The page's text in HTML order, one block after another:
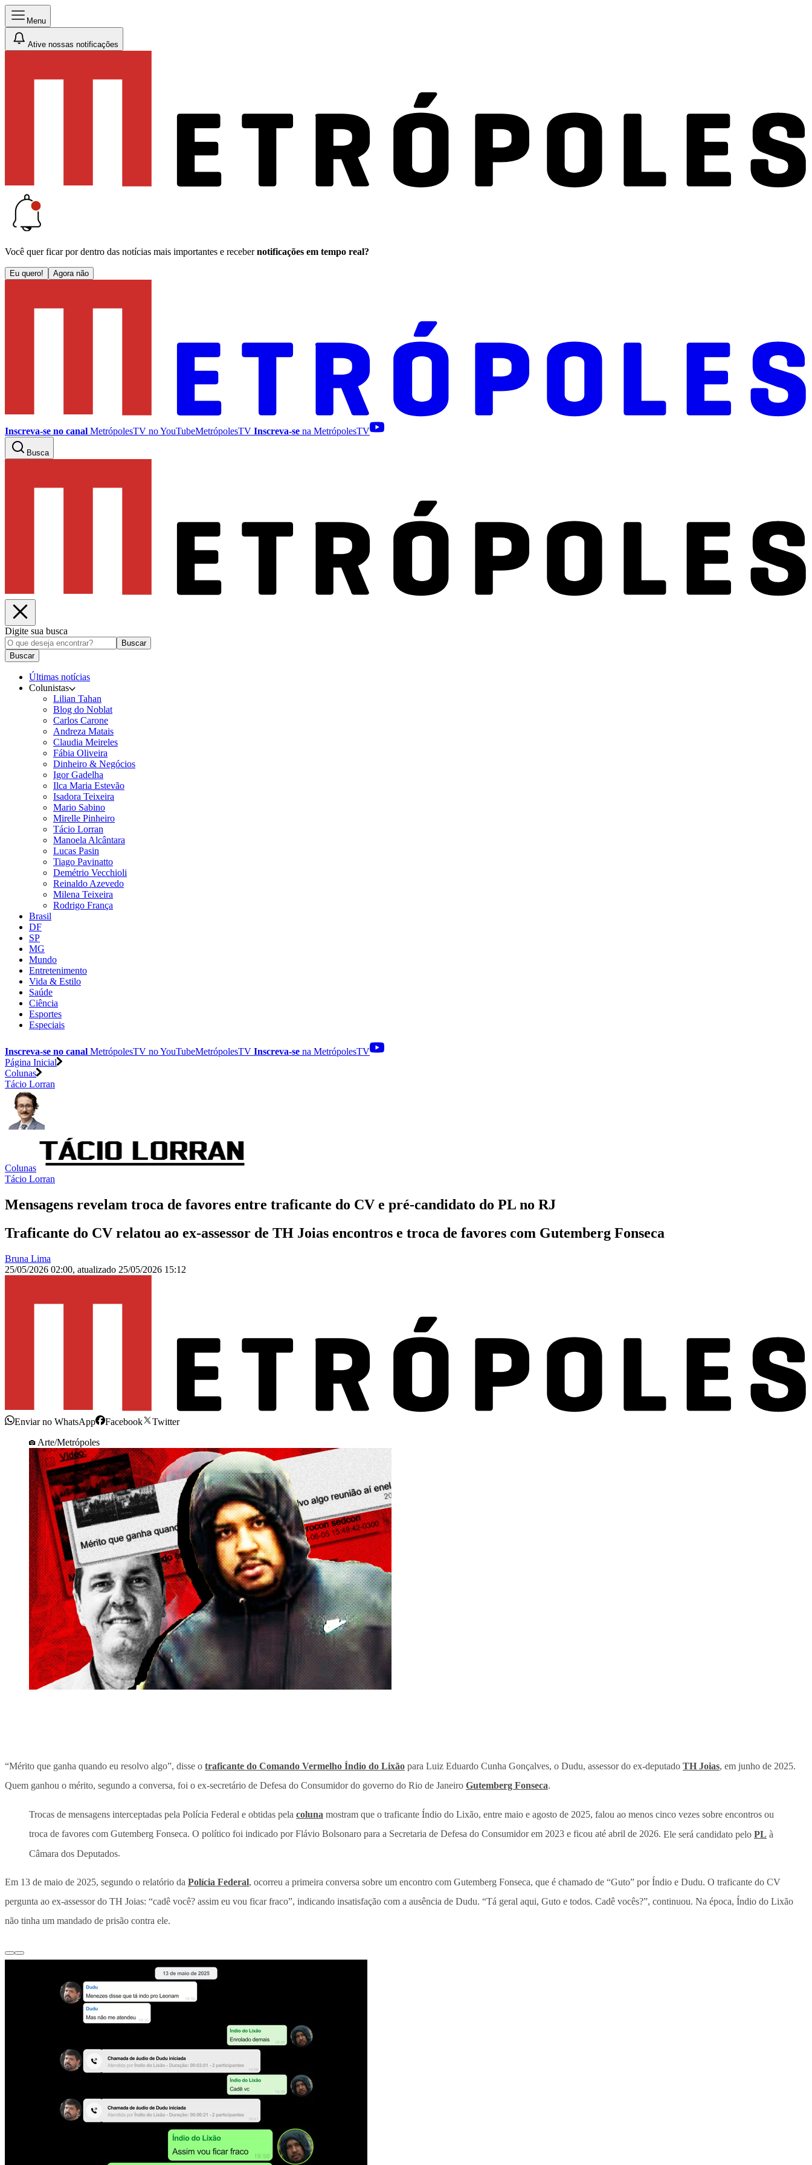
Menu
Ative nossas notificações
Você quer ficar por dentro das notícias mais importantes e receber notificações em tempo real?
Eu quero! Agora não
Inscreva-se no canal MetrópolesTV noYouTubeMetrópolesTV Inscreva-se na MetrópolesTV
Busca
Digite sua busca
Buscar
Buscar
Últimas notícias
Colunistas
Lilian Tahan
Blog do Noblat
Carlos Carone
Andreza Matais
Claudia Meireles
Fábia Oliveira
Dinheiro & Negócios
Igor Gadelha
Ilca Maria Estevão
Isadora Teixeira
Mario Sabino
Mirelle Pinheiro
Tácio Lorran
Manoela Alcântara
Lucas Pasin
Tiago Pavinatto
Demétrio Vecchioli
Reinaldo Azevedo
Milena Teixeira
Rodrigo França
Brasil
DF
SP
MG
Mundo
Entretenimento
Vida & Estilo
Saúde
Ciência
Esportes
Especiais
Inscreva-se no canal MetrópolesTV noYouTubeMetrópolesTV Inscreva-se na MetrópolesTV
Página Inicial
Colunas
Tácio Lorran
Colunas
Tácio Lorran
Mensagens revelam troca de favores entre traficante do CV e pré-candidato do PL no RJ
Traficante do CV relatou ao ex-assessor de TH Joias encontros e troca de favores com Gutemberg Fonseca
Bruna Lima
25/05/2026 02:00, atualizado 25/05/2026 15:12
Enviar no WhatsApp Facebook
Twitter
Arte/Metrópoles
“Mérito que ganha quando eu resolvo algo”, disse o traficante do Comando Vermelho Índio do Lixão para Luiz Eduardo Cunha Gonçalves, o Dudu, assessor do ex-deputado TH Joias, em junho de 2025.
Quem ganhou o mérito, segundo a conversa, foi o ex-secretário de Defesa do Consumidor do governo do Rio de Janeiro Gutemberg Fonseca.
Trocas de mensagens interceptadas pela Polícia Federal e obtidas pela coluna mostram que o traficante Índio do Lixão, entre maio e agosto de 2025, falou ao menos cinco vezes sobre encontros ou
troca de favores com Gutemberg Fonseca. O político foi indicado por Flávio Bolsonaro para a Secretaria de Defesa do Consumidor em 2023 e ficou até abril de 2026. Ele será candidato pelo PL à
Câmara dos Deputados.
Em 13 de maio de 2025, segundo o relatório da Polícia Federal, ocorreu a primeira conversa sobre um encontro com Gutemberg Fonseca, que é chamado de “Guto” por Índio e Dudu. O traficante do CV
pergunta ao ex-assessor do TH Joias: “cadê você? assim eu vou ficar fraco”, indicando insatisfação com a ausência de Dudu. “Tá geral aqui, Guto e todos. Cadê vocês?”, continuou. Na época, Índio do Lixão
não tinha um mandado de prisão contra ele.